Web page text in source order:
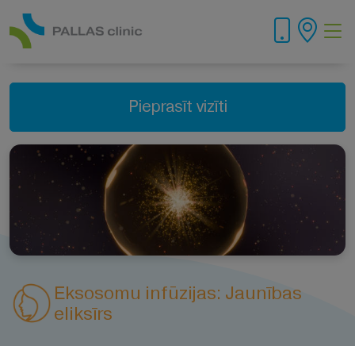
Pieprasīt vizīti
Eksosomu infūzijas: Jaunības
eliksīrs